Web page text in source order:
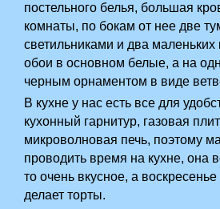
постельного белья, большая
комнаты, по бокам от нее две
светильниками и два маленьких
обои в основном белые, а на
черным орнаментом в виде
В кухне у нас есть все для
кухонный гарнитур, газовая
микроволновая печь, поэтому
проводить время на кухне, она
то очень вкусное, а
делает торты.